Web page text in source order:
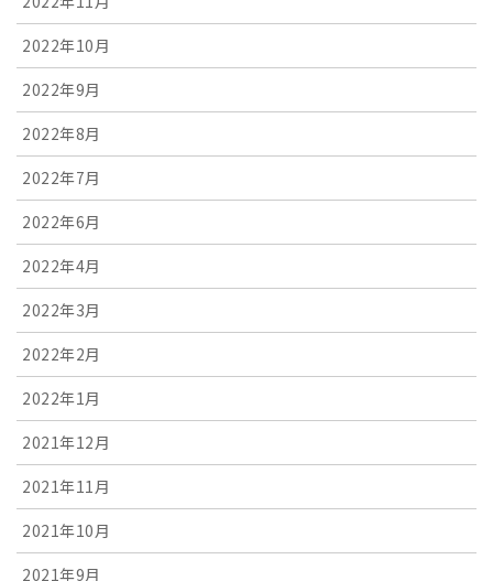
2022年10月
2022年9月
2022年8月
2022年7月
2022年6月
2022年4月
2022年3月
2022年2月
2022年1月
2021年12月
2021年11月
2021年10月
2021年9月